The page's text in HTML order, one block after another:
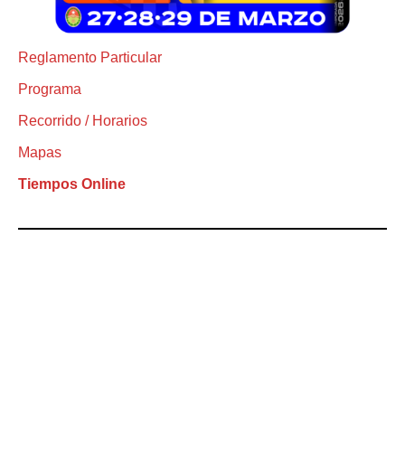
Reglamento Particular
Programa
Recorrido / Horarios
Mapas
Tiempos Online